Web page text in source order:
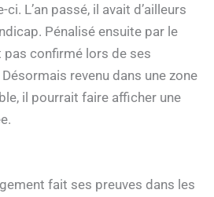
L’an passé, il avait d’ailleurs
Pénalisé ensuite par le
pas confirmé lors de ses
revenu dans une zone
il pourrait faire afficher une
fait ses preuves dans les